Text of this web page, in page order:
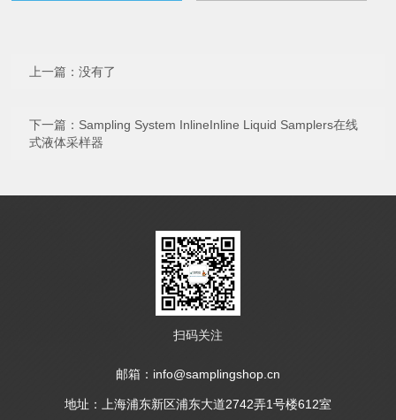
上一篇：没有了
下一篇： Sampling System InlineInline Liquid Samplers在线
式液体采样器
扫码关注
邮箱：info@samplingshop.cn
地址：上海浦东新区浦东大道2742弄1号楼612室